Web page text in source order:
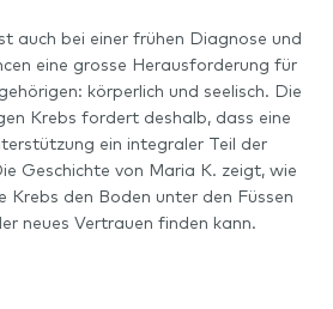
auch bei einer frühen Diagnose und
eine grosse Herausforderung für
körperlich und seelisch. Die
Krebs fordert deshalb, dass eine
ein integraler Teil der
Geschichte von Maria K. zeigt, wie
Krebs den Boden unter den Füssen
neues Vertrauen finden kann.